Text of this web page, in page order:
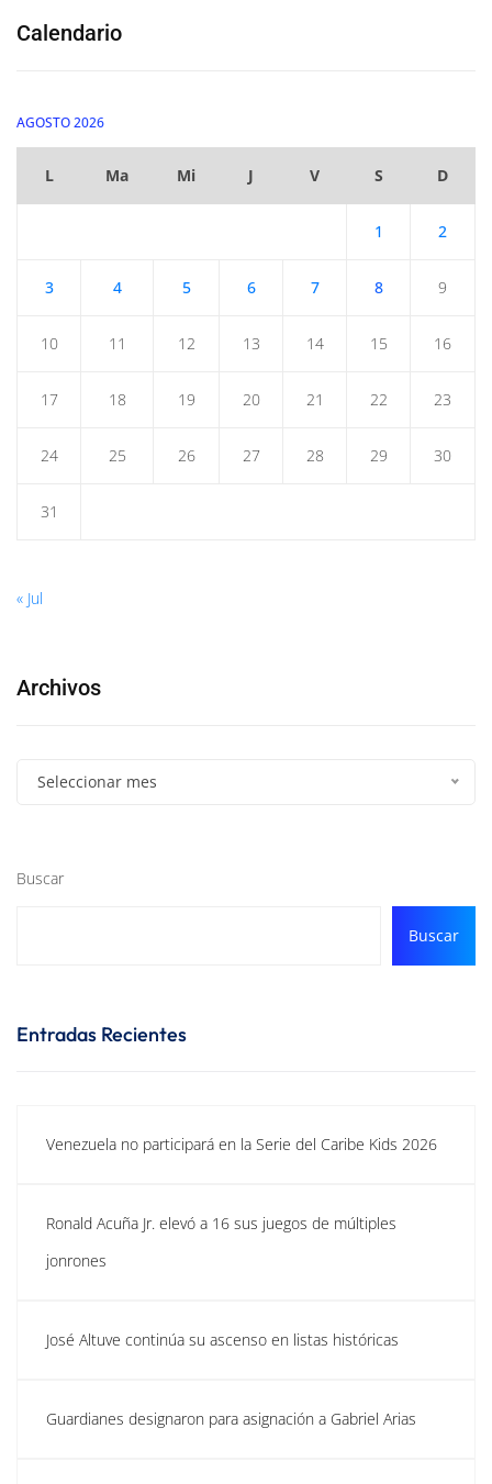
Calendario
AGOSTO 2026
L Ma Mi J V S D
1 2
3 4 5 6 7 8 9
10 11 12 13 14 15 16
17 18 19 20 21 22 23
24 25 26 27 28 29 30
31
« Jul
Archivos
Seleccionar mes
Buscar
Buscar
Entradas Recientes
Venezuela no participará en la Serie del Caribe Kids 2026
Ronald Acuña Jr. elevó a 16 sus juegos de múltiples
jonrones
José Altuve continúa su ascenso en listas históricas
Guardianes designaron para asignación a Gabriel Arias